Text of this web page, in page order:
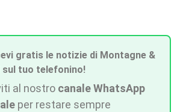
gratis le notizie di Montagne &
sul tuo telefonino!
al nostro canale WhatsApp
per restare sempre